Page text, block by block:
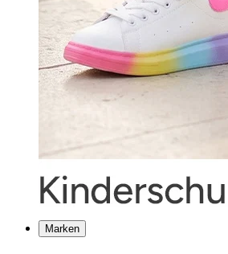
Marken